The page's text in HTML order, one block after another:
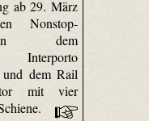
ab 29. März
Nonstop-
dem
Interporto
und dem Rail
mit vier